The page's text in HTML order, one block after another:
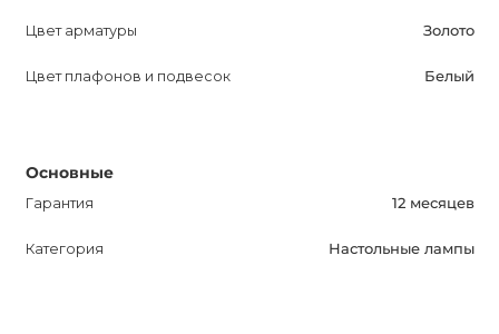
Цвет арматуры Золото
Цвет плафонов и подвесок Белый
Основные
Гарантия 12 месяцев
Категория Настольные лампы